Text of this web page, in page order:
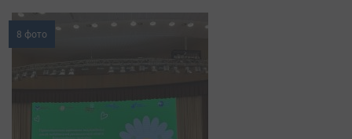
8 фото